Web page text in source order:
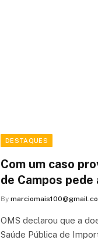
DESTAQUES
Com um caso
de Campos
By
OMS declarou que a
Saúde Pública de